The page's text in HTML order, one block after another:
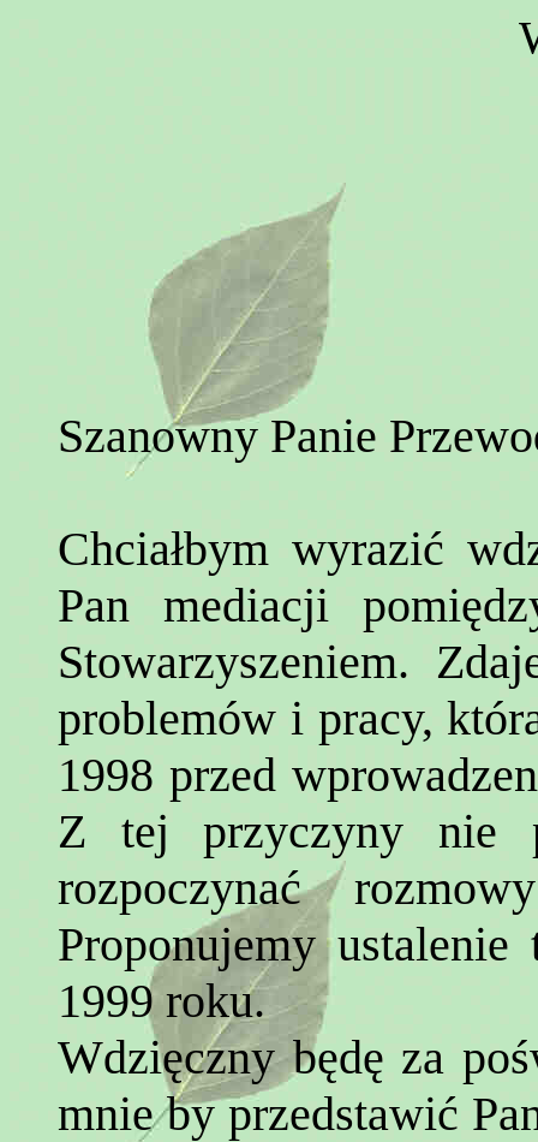
Szanowny Panie
Chciałbym wyrazić
Pan mediacji
Stowarzyszeniem.
problemów i pracy,
1998 przed
Z tej przyczyny nie
rozpoczynać
Proponujemy
1999 roku.
Wdzięczny będę za
mnie by przedstawić